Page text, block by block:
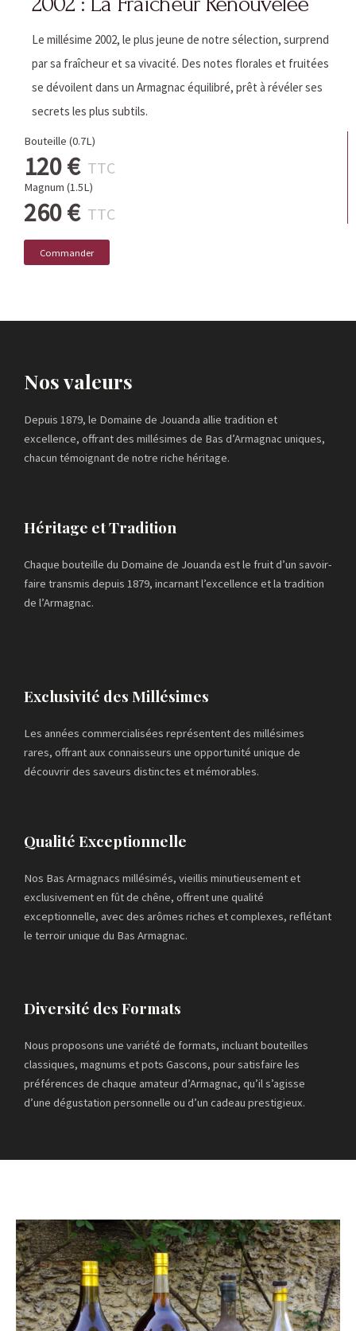
Le millésime 2002, le plus jeune de notre sélection, surprend
par sa fraîcheur et sa vivacité. Des notes florales et fruitées
se dévoilent dans un Armagnac équilibré, prêt à révéler ses
secrets les plus subtils.
Bouteille (0.7L)
120 € TTC
Magnum (1.5L)
260 € TTC
Commander
Nos valeurs
Depuis 1879, le Domaine de Jouanda allie tradition et
excellence, offrant des millésimes de Bas d’Armagnac uniques,
chacun témoignant de notre riche héritage.
Héritage et Tradition
Chaque bouteille du Domaine de Jouanda est le fruit d’un savoir-
faire transmis depuis 1879, incarnant l’excellence et la tradition
de l’Armagnac.
Exclusivité des Millésimes
Les années commercialisées représentent des millésimes
rares, offrant aux connaisseurs une opportunité unique de
découvrir des saveurs distinctes et mémorables.
Qualité Exceptionnelle
Nos Bas Armagnacs millésimés, vieillis minutieusement et
exclusivement en fût de chêne, offrent une qualité
exceptionnelle, avec des arômes riches et complexes, reflétant
le terroir unique du Bas Armagnac.
Diversité des Formats
Nous proposons une variété de formats, incluant bouteilles
classiques, magnums et pots Gascons, pour satisfaire les
préférences de chaque amateur d’Armagnac, qu’il s’agisse
d’une dégustation personnelle ou d’un cadeau prestigieux.